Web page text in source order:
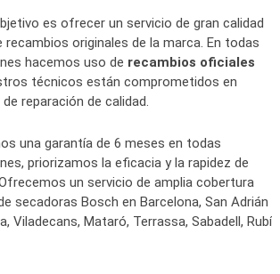
es ofrecer un servicio de gran calidad
originales de la marca. En todas
hacemos uso de recambios oficiales
técnicos están comprometidos en
reparación de calidad.
una garantía de 6 meses en todas
priorizamos la eficacia y la rapidez de
un servicio de amplia cobertura
secadoras Bosch en Barcelona, San Adrián
Viladecans, Mataró, Terrassa, Sabadell, Rubí